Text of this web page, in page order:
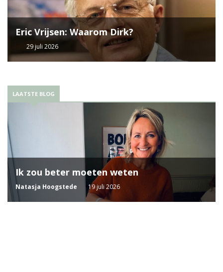
Eric Vrijsen: Waarom Dirk?
29 juli 2026
LAATSTE BLOG
Ik zou beter moeten weten
Natasja Hoogstede 19 juli 2026